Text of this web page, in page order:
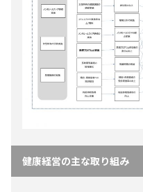
健康経営の主な取り組み